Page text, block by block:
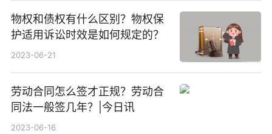
物权和债权有什么区别？物权保
护适用诉讼时效是如何规定的？
2023-06-21
劳动合同怎么签才正规？劳动合
同法一般签几年？|今日讯
2023-06-16